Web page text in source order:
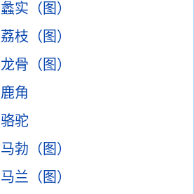
蠡实（图）
荔枝（图）
龙骨（图）
鹿角
骆驼
马勃（图）
马兰（图）